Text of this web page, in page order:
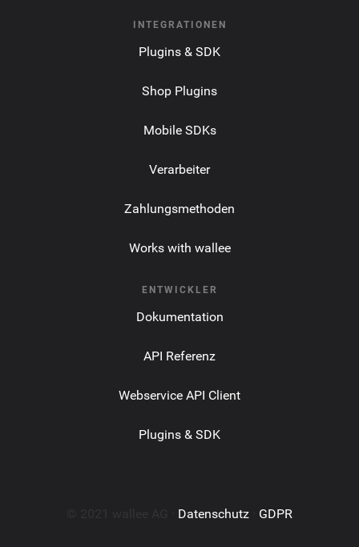
INTEGRATIONEN
Plugins & SDK
Shop Plugins
Mobile SDKs
Verarbeiter
Zahlungsmethoden
Works with wallee
ENTWICKLER
Dokumentation
API Referenz
Webservice API Client
Plugins & SDK
Datenschutz GDPR